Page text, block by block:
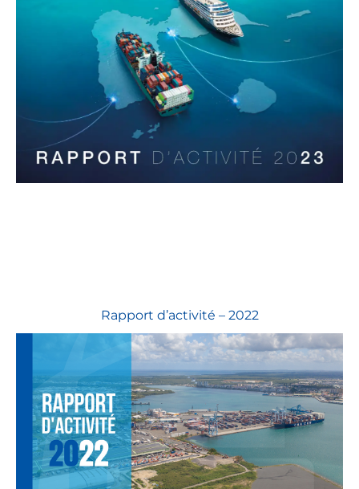
Rapport d’activité – 2022